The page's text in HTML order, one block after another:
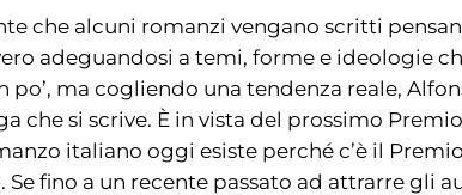
che alcuni romanzi vengano scritti
adeguandosi a temi, forme e ideologie
po’, ma cogliendo una tendenza reale,
che si scrive. È in vista del prossimo
italiano oggi esiste perché c’è il
Se fino a un recente passato ad attrarre gli